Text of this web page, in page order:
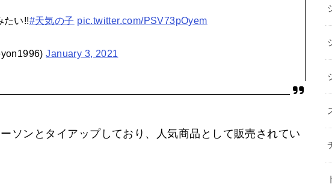
たい!!#天気の子 pic.twitter.com/PSV73pOyem
January 3, 2021
ソンとタイアップしており、人気商品として販売されてい